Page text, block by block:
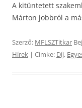
A kitüntetett
Márton jobbról a
Szerző: MFLSZTitkar
Hírek | Címke: Díj,